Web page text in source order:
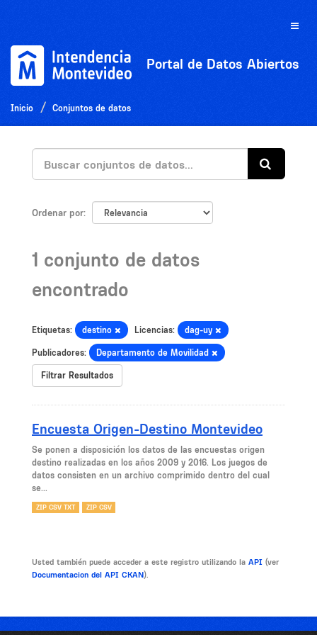
Toggle
Portal de Datos Abiertos
Inicio Conjuntos de datos
Ordenar por
1 conjunto de datos
encontrado
Etiquetas: destino Licencias: dag-uy
Publicadores: Departamento de Movilidad
Filtrar Resultados
Encuesta Origen-Destino Montevideo
Se ponen a disposición los datos de las encuestas origen
destino realizadas en los años 2009 y 2016. Los juegos de
datos consisten en un archivo comprimido dentro del cual
se...
ZIP CSV TXT ZIP CSV
Usted también puede acceder a este registro utilizando la API (ver
Documentacion del API CKAN).